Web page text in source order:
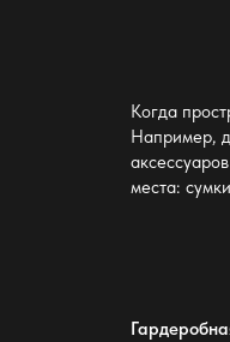
Когда
Например,
места: